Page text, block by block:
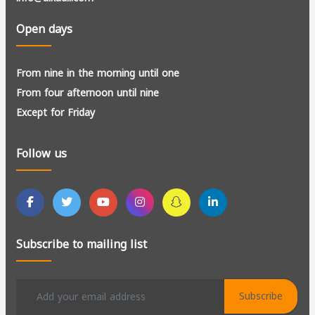
Open days
From nine in the morning until one
From four afternoon until nine
Except for Friday
Follow us
Subscribe to mailing list
Subscribe